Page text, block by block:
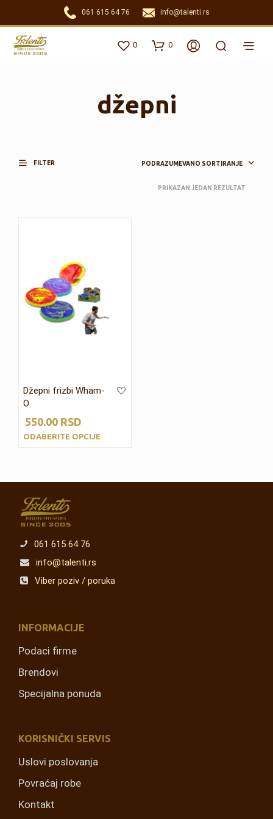
061 615 64 76 info@talenti.rs
0 0
džepni
FILTER PODRAZUMEVANO SORTIRANJE
PRIKAZAN JEDAN REZULTAT
Džepni frizbi Wham-
O
550.00 RSD
ODABERITE OPCIJE
061 615 64 76
info@talenti.rs
Viber poziv / poruka
INFORMACIJE
Podaci firme
Brendovi
Specijalna ponuda
KORISNIČKI SERVIS
Uslovi poslovanja
Povraćaj robe
Kontakt